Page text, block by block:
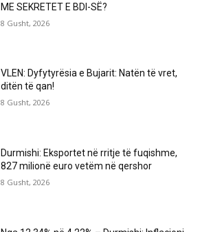
ME SEKRETET E BDI-SË?
8 Gusht, 2026
VLEN: Dyfytyrësia e Bujarit: Natën të vret,
ditën të qan!
8 Gusht, 2026
Durmishi: Eksportet në rritje të fuqishme,
827 milionë euro vetëm në qershor
8 Gusht, 2026